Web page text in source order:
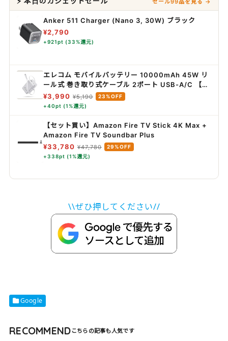
セール99品を見る →
Anker 511 Charger (Nano 3, 30W) ブラック
¥2,790
+921pt (33%還元)
エレコム モバイルバッテリー 10000mAh 45W リ
ール式 巻き取り式ケーブル 2ポート USB-A/C 【残
量表示/PSE技術基準適合/PD対応】 しろちゃん
EC-C54LWF
¥3,990 ¥5,190
23%OFF
+40pt (1%還元)
【セット買い】Amazon Fire TV Stick 4K Max +
Amazon Fire TV Soundbar Plus
¥33,780 ¥47,780
29%OFF
+338pt (1%還元)
\\ぜひ押してください//
Google
RECOMMEND